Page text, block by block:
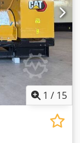
1 / 15